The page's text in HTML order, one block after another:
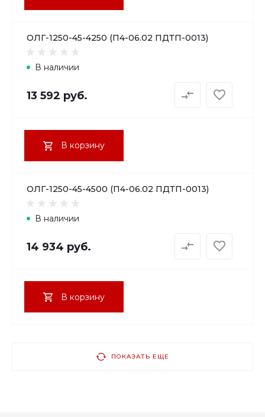
ОЛГ-1250-45-4250 (П4-06.02 ПДТП-0013)
В наличии
13 592 руб.
В корзину
ОЛГ-1250-45-4500 (П4-06.02 ПДТП-0013)
В наличии
14 934 руб.
В корзину
ПОКАЗАТЬ ЕЩЕ